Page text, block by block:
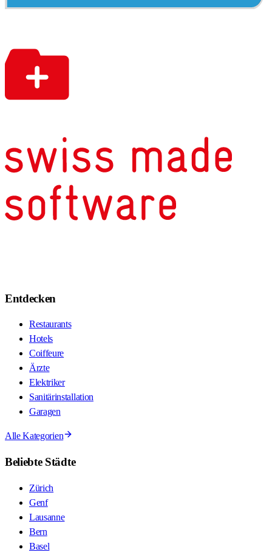
Entdecken
Restaurants
Hotels
Coiffeure
Ärzte
Elektriker
Sanitärinstallation
Garagen
Alle Kategorien
Beliebte Städte
Zürich
Genf
Lausanne
Bern
Basel